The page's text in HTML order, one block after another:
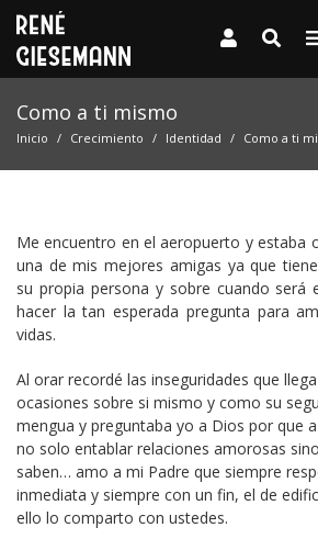
Como a ti mismo
Inicio Crecimiento Identidad Como a ti
Me encuentro en el aeropuerto y estaba
una de mis mejores amigas ya que
su propia persona y sobre cuando será
hacer la tan esperada pregunta para
vidas.
Al orar recordé las inseguridades que
ocasiones sobre si mismo y como su
mengua y preguntaba yo a Dios por que
no solo entablar relaciones amorosas
saben… amo a mi Padre que siempre
inmediata y siempre con un fin, el de
ello lo comparto con ustedes.